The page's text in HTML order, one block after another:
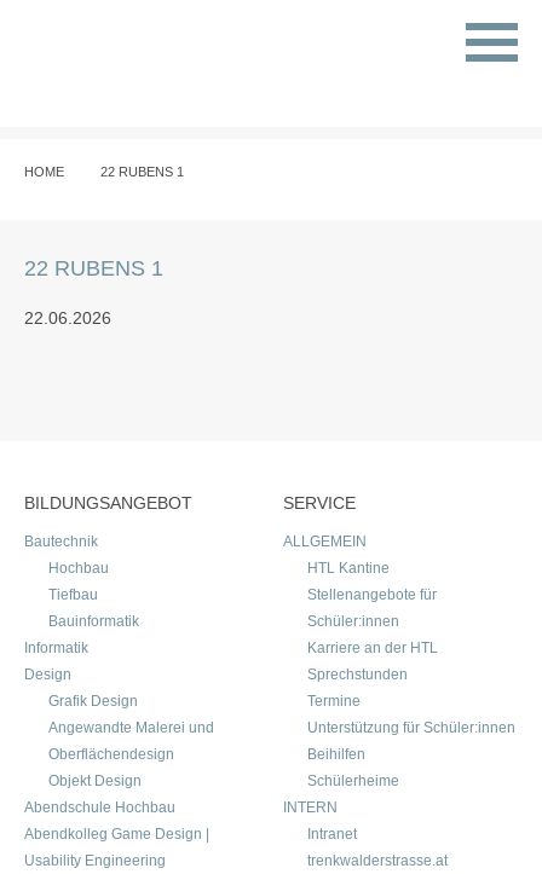
HOME 22 RUBENS 1
22 RUBENS 1
22.06.2026
BILDUNGSANGEBOT
Bautechnik
Hochbau
Tiefbau
Bauinformatik
Informatik
Design
Grafik Design
Angewandte Malerei und
Oberflächendesign
Objekt Design
Abendschule Hochbau
Abendkolleg Game Design |
Usability Engineering
SERVICE
ALLGEMEIN
HTL Kantine
Stellenangebote für
Schüler:innen
Karriere an der HTL
Sprechstunden
Termine
Unterstützung für Schüler:innen
Beihilfen
Schülerheime
INTERN
Intranet
trenkwalderstrasse.at